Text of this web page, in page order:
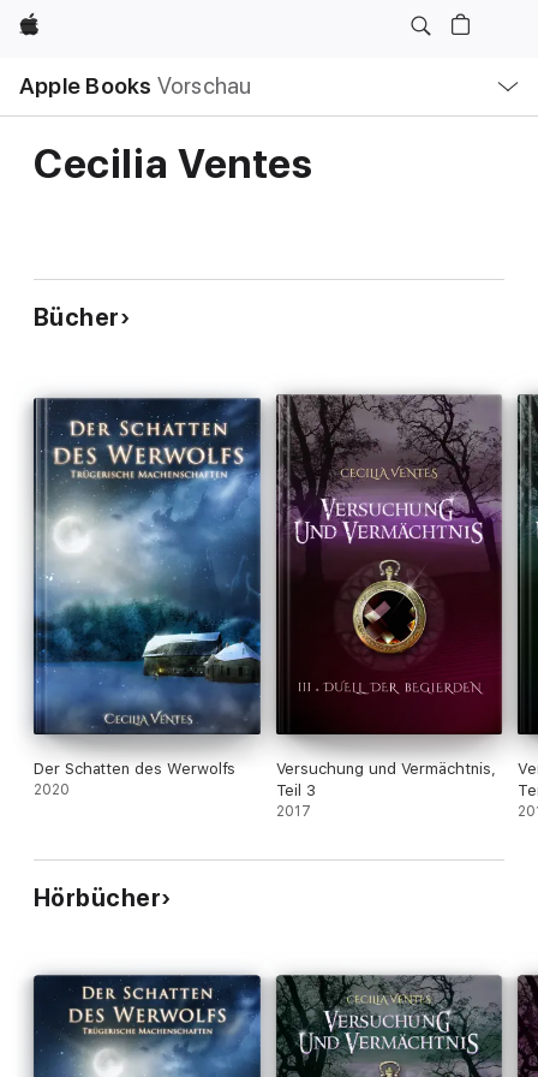
Apple
Apple Books Vorschau
Navigation
Menü
öffnen
Cecilia Ventes
Bücher
Der Schatten des Werwolfs
2020
Versuchung und Vermächtnis,
Teil 3
2017
Hörbücher